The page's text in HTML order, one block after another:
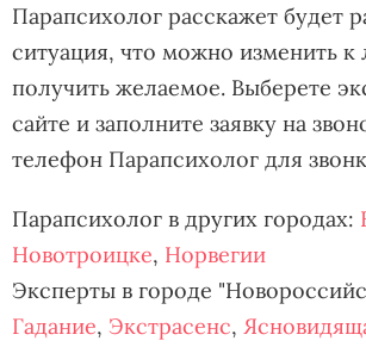
Парапсихолог расскажет будет
ситуация, что можно изменить
получить желаемое. Выберете
сайте и заполните заявку на
телефон Парапсихолог для
Парапсихолог в других городах:
Новотроицке, Норвегии
Эксперты в городе
Гадание, Экстрасенс,